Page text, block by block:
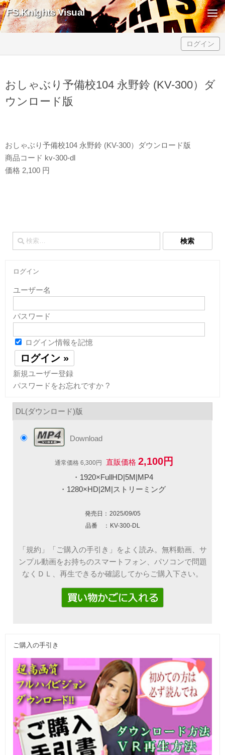
Skip to content
FS.Knights Visual
ログイン
おしゃぶり予備校104 永野鈴 (KV-300）ダ
ウンロード版
おしゃぶり予備校104 永野鈴 (KV-300）ダウンロード版
商品コード kv-300-dl
価格 2,100 円
検
索:
ログイン
ユーザー名
パスワード
ログイン情報を記憶
新規ユーザー登録
パスワードをお忘れですか ?
DL(ダウンロード)版
Download
通常価格 6,300円 直販価格 2,100円
・1920×FullHD|5M|MP4
・1280×HD|2M|ストリーミング
発売日： 2025/09/05
品番 ： KV-300-DL
「規約」「ご購入の手引き」をよく読み。無料動画、サ
ンプル動画をお持ちのスマートフォン、パソコンで問題
なくＤＬ、再生できるか確認してからご購入下さい。
ご購入の手引き